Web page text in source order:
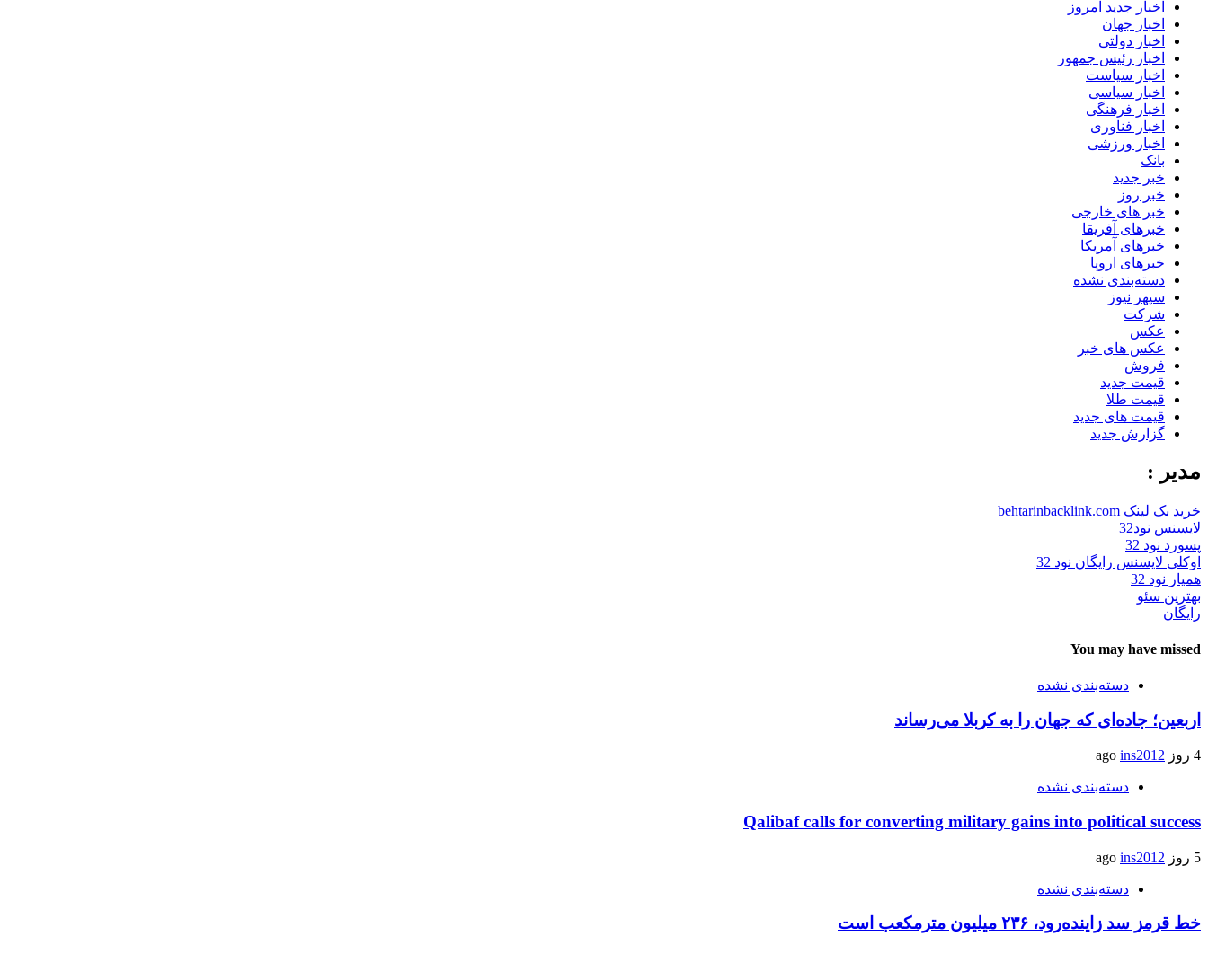
اخبار جدید امروز
اخبار جهان
اخبار دولتی
اخبار رئیس جمهور
اخبار سیاست
اخبار سیاسی
اخبار فرهنگی
اخبار فناوری
اخبار ورزشی
بانک
خبر جدید
خبر روز
خبر های خارجی
خبرهای آفریقا
خبرهای آمریکا
خبرهای اروپا
دسته‌بندی نشده
سپهر نیوز
شرکت
عکس
عکس های خبر
فروش
قیمت جدید
قیمت طلا
قیمت های جدید
گزارش جدید
مدیر :
خرید بک لینک behtarinbacklink.com
لایسنس نود32
پسورد نود 32
اوکلی لایسنس رایگان نود 32
همیار نود 32
بهترین سئو
رایگان
You may have missed
دسته‌بندی نشده
اربعین؛ جاده‌ای که جهان را به کربلا می‌رساند
4 روز ago ins2012
دسته‌بندی نشده
Qalibaf calls for converting military gains into political success
5 روز ago ins2012
دسته‌بندی نشده
خط قرمز سد زاینده‌رود، ۲۳۶ میلیون مترمکعب است